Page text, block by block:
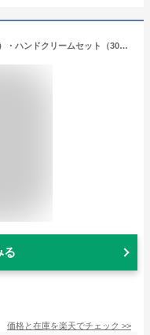
ジルスチュアート リップバーム（7g）・ハンドクリームセット（30g）J-53 ブランド コスメ セット お返し 写真入り メッセージカード 贈答品 gws お歳暮ギフト お年賀
る
価格と在庫を楽天でチェック >>